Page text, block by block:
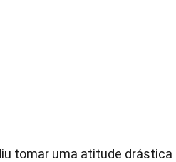
tomar uma atitude drástica